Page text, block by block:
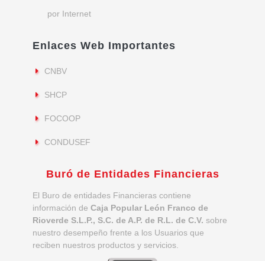
por Internet
Enlaces Web Importantes
CNBV
SHCP
FOCOOP
CONDUSEF
Buró de Entidades Financieras
El Buro de entidades Financieras contiene
información de Caja Popular León Franco de
Rioverde S.L.P., S.C. de A.P. de R.L. de C.V. sobre
nuestro desempeño frente a los Usuarios que
reciben nuestros productos y servicios.